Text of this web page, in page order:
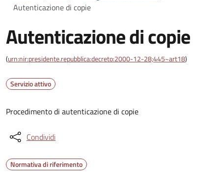
Autenticazione di copie
Autenticazione di copie
(urn:nir:presidente.repubblica:decreto:2000-12-28;445~art18)
Servizio attivo
Procedimento di autenticazione di copie
Condividi
Normativa di riferimento